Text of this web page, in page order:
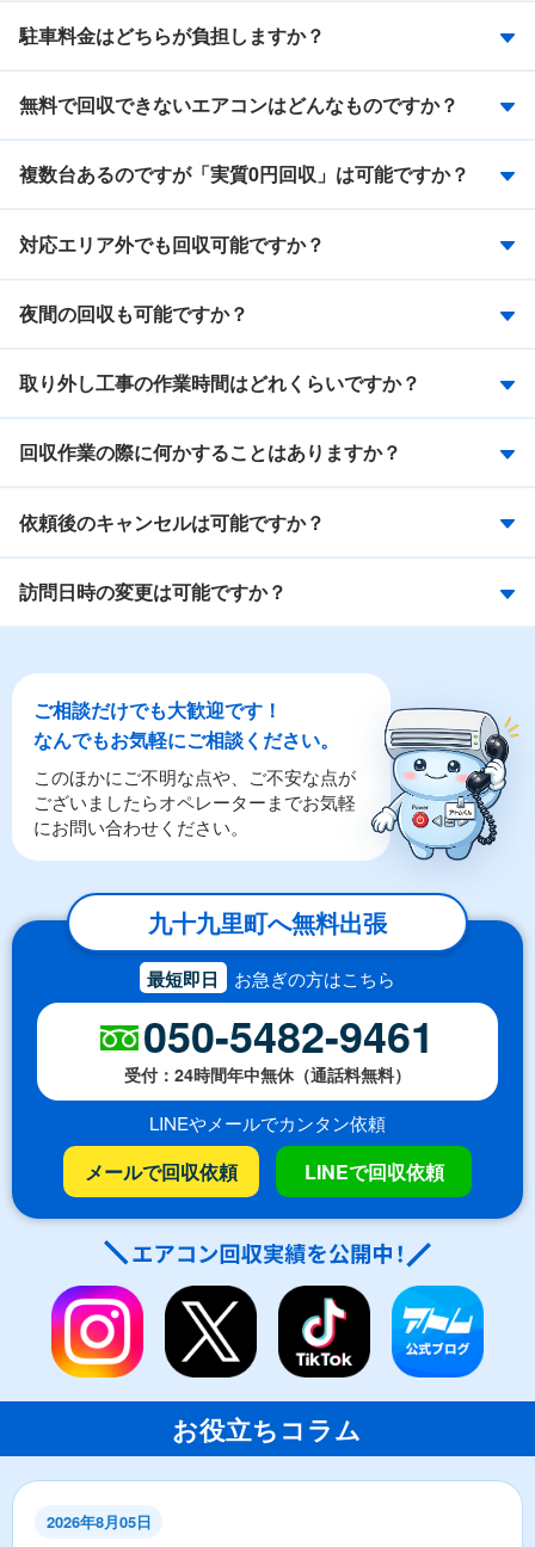
駐車料金はどちらが負担しますか？
無料で回収できないエアコンはどんなものですか？
複数台あるのですが「実質0円回収」は可能ですか？
対応エリア外でも回収可能ですか？
夜間の回収も可能ですか？
取り外し工事の作業時間はどれくらいですか？
回収作業の際に何かすることはありますか？
依頼後のキャンセルは可能ですか？
訪問日時の変更は可能ですか？
ご相談だけでも大歓迎です！
なんでもお気軽にご相談ください。
このほかにご不明な点や、ご不安な点が
ございましたらオペレーターまでお気軽
にお問い合わせください。
九十九里町へ無料出張
最短即日 お急ぎの方はこちら
050-5482-9461
受付：24時間年中無休（通話料無料）
LINEやメールでカンタン依頼
メールで回収依頼 LINEで回収依頼
お役立ちコラム
2026年8月05日